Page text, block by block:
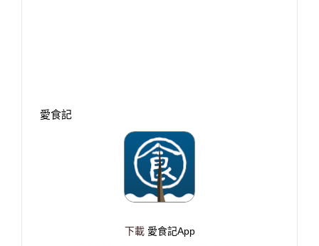
愛食記
下載 愛食記App